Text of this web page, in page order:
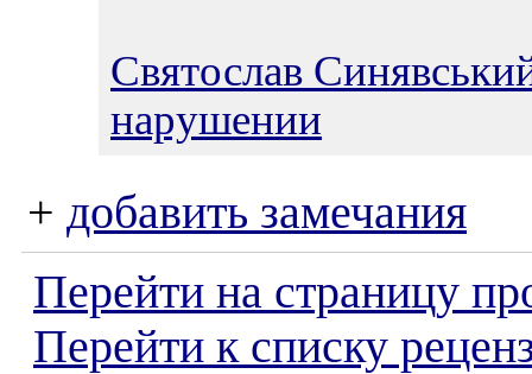
Святослав
нарушении
+ добавить замечания
Перейти на страницу
Перейти к списку